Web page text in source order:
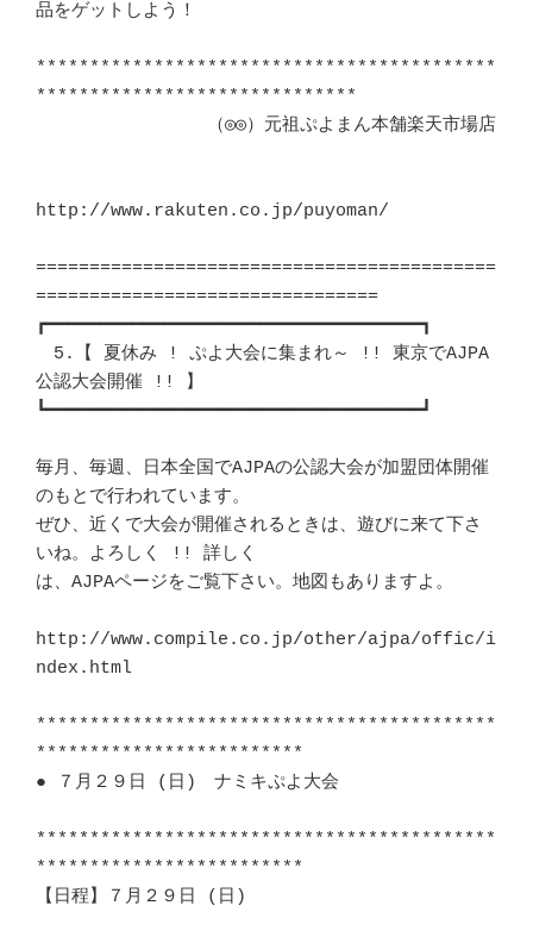
品をゲットしよう！
*******************************************
******************************
http://www.rakuten.co.jp/puyoman/
===========================================
================================
┏━━━━━━━━━━━━━━━━━━━━━━━━━━━━━━━━━━━┓
5.【 夏休み ! ぷよ大会に集まれ～ !! 東京でAJPA
公認大会開催 !! 】
┗━━━━━━━━━━━━━━━━━━━━━━━━━━━━━━━━━━━┛
毎月、毎週、日本全国でAJPAの公認大会が加盟団体開催
のもとで行われています。
ぜひ、近くで大会が開催されるときは、遊びに来て下さ
いね。よろしく !! 詳しく
は、AJPAページをご覧下さい。地図もありますよ。
http://www.compile.co.jp/other/ajpa/offic/i
ndex.html
*******************************************
*************************
● ７月２９日 (日)　ナミキぷよ大会
*******************************************
*************************
【日程】７月２９日 (日)